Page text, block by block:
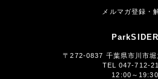
メルマガ登録・
ParkSIDER
〒272-0837 千葉県市川市
TEL 047-712-
12:00～19:30